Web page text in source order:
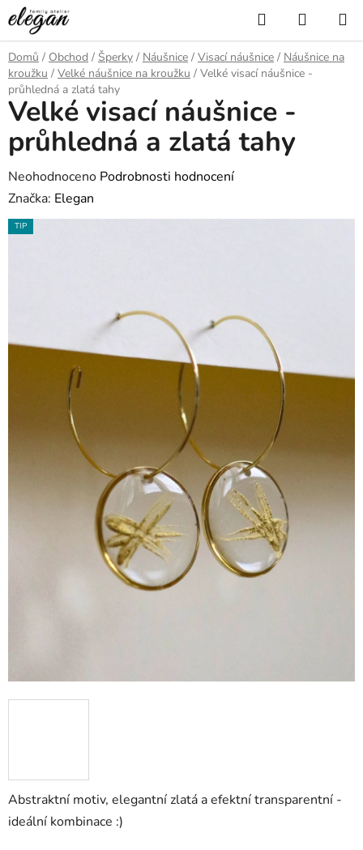
Přejít
na
obsah
Hledat
KOŠÍK
Domů / Obchod / Šperky / Náušnice / Visací náušnice / Náušnice na
kroužku / Velké náušnice na kroužku / Velké visací náušnice -
průhledná a zlatá tahy
Abstraktní motiv, elegantní zlatá a efektní transparentní -
ideální kombinace :)
Velké visací náušnice -
průhledná a zlatá tahy
Průměrné
hodnocení
produktu
Neohodnoceno Podrobnosti hodnocení
Značka: Elegan
TIP